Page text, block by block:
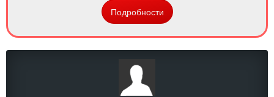
Подробности